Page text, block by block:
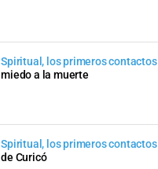
Spiritual, los primeros contactos
miedo a la muerte
Spiritual, los primeros contactos
de Curicó